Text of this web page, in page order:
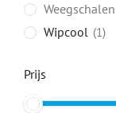
Weegschalen
Wipcool 1
Prijs